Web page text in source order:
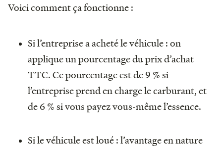
Voici comment ça fonctionne :
Si l’entreprise a acheté le véhicule : on
applique un pourcentage du prix d’achat
TTC. Ce pourcentage est de 9 % si
l’entreprise prend en charge le carburant, et
de 6 % si vous payez vous-même l’essence.
Si le véhicule est loué : l’avantage en nature